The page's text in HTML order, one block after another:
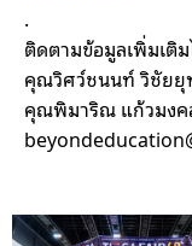
.
ติดตามข้อมูลเพิ่มเติ
คุณวิศว์ชนนท์ วิชัยยุ
คุณพิมาริณ แก้วมงค